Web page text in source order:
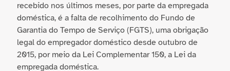
recebido nos últimos meses, por parte da empregada
doméstica, é a falta de recolhimento do Fundo de
Garantia do Tempo de Serviço (FGTS), uma obrigação
legal do empregador doméstico desde outubro de
2015, por meio da Lei Complementar 150, a Lei da
empregada doméstica.